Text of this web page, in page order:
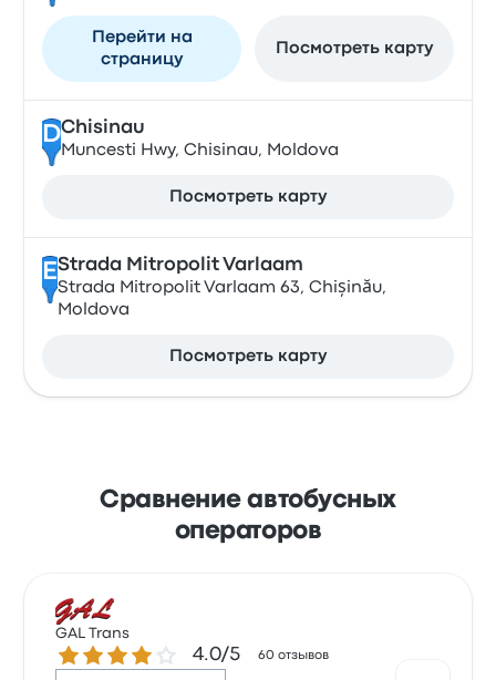
Перейти на
страницу
Посмотреть карту
DChisinau
Muncesti Hwy, Chisinau, Moldova
Посмотреть карту
EStrada Mitropolit Varlaam
Strada Mitropolit Varlaam 63, Chișinău,
Moldova
Посмотреть карту
Сравнение автобусных
операторов
GAL Trans
Количество звезд: 4.0 из 5
4.0/5 60 отзывов